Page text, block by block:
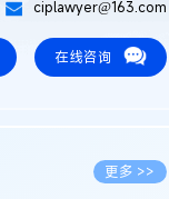
ciplawyer@163.com
在线咨询
更多 >>